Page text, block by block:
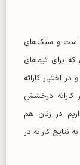
است و سبک‌های
برای تیم‌های
اختیار کاراته
کاراته درخشش
در زنان هم
نتایج کاراته در